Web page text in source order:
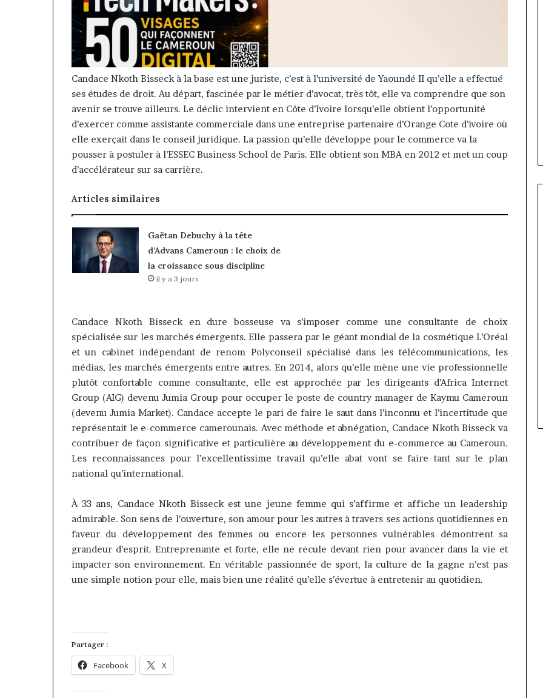
Candace Nkoth Bisseckà la base est une juriste, c’est à l’université de Yaoundé II qu’elle a effectué
ses études de droit. Au départ, fascinée par le métier d’avocat, très tôt, elle va comprendre que son
avenir se trouve ailleurs. Le déclic intervient en Côte d’Ivoire lorsqu’elle obtient l’opportunité
d’exercer comme assistante commerciale dans une entreprise partenaire d’Orange Cote d’ivoire où
elle exerçait dans le conseil juridique. La passion qu’elle développe pour le commerce va la
pousser à postuler à l’ESSEC Business School de Paris. Elle obtient son MBAen 2012 et met un coup
d’accélérateur sur sa carrière.
Articles similaires
Gaëtan Debuchy à la tête
d’Advans Cameroun : le choix de
la croissance sous discipline
il y a 3 jours
Candace Nkoth Bisseck en dure bosseuse va s’imposer comme une consultante de choix
spécialisée sur les marchés émergents. Elle passera par le géant mondial de la cosmétique L’Oréal
et un cabinet indépendant de renom Polyconseil spécialisé dans les télécommunications, les
médias, les marchés émergents entre autres. En 2014, alors qu’elle mène une vie professionnelle
plutôt confortable comme consultante, elle est approchée par les dirigeants d’Africa Internet
Group (AIG) devenu Jumia Group pour occuper le poste de country manager de Kaymu Cameroun
(devenu Jumia Market). Candace accepte le pari de faire le saut dans l’inconnu et l’incertitude que
représentait le e-commerce camerounais. Avec méthode et abnégation, Candace Nkoth Bisseck va
contribuer de façon significative et particulière au développement du e-commerce au Cameroun.
Les reconnaissances pour l’excellentissime travail qu’elle abat vont se faire tant sur le plan
national qu’international.
À 33 ans, Candace Nkoth Bisseckest une jeune femme qui s’affirme et affiche un leadership
admirable. Son sens de l’ouverture, son amour pour les autres à travers ses actions quotidiennes en
faveur du développement des femmes ou encore les personnes vulnérables démontrent sa
grandeur d’esprit. Entreprenante et forte, elle ne recule devant rien pour avancer dans la vie et
impacter son environnement. En véritable passionnée de sport, la culture de la gagne n’est pas
une simple notion pour elle, mais bien une réalité qu’elle s’évertue à entretenir au quotidien.
Partager :
Facebook X